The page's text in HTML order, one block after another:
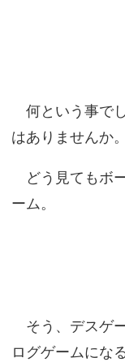
何という事で
はありませんか。
どう見てもボ
ーム。
そう、デスゲ
ログゲームにな